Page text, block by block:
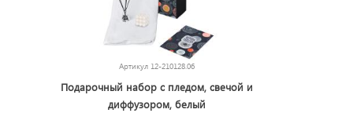
Артикул 12-210128.06
Подарочный набор с пледом, свечой и
диффузором, белый